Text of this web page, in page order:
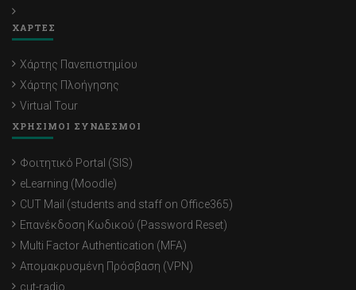
ΧΑΡΤΕΣ
Χάρτης Πανεπιστημίου
Χάρτης Πλοήγησης
Virtual Tour
ΧΡΗΣΙΜΟΙ ΣΥΝΔΕΣΜΟΙ
Φοιτητικό Portal (SIS)
eLearning (Moodle)
CUT Mail (students and staff on Office365)
Επανέκδοση Κωδικού (Password Reset)
Multi Factor Authentication (MFA)
Απομακρυσμένη Πρόσβαση (VPN)
cut-radio